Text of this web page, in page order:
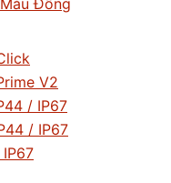
Đồng
V2
/ IP67
/ IP67